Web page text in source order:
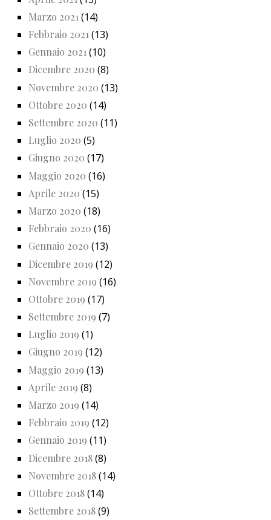
Marzo 2021 (14)
Febbraio 2021 (13)
Gennaio 2021(10)
Dicembre 2020 (8)
Novembre 2020 (13)
Ottobre 2020 (14)
Settembre 2020 (11)
Luglio 2020 (5)
Giugno 2020 (17)
Maggio 2020 (16)
Aprile 2020 (15)
Marzo 2020 (18)
Febbraio 2020 (16)
Gennaio 2020 (13)
Dicembre 2019 (12)
Novembre 2019 (16)
Ottobre 2019 (17)
Settembre 2019 (7)
Luglio 2019 (1)
Giugno 2019 (12)
Maggio 2019 (13)
Aprile 2019 (8)
Marzo 2019 (14)
Febbraio 2019 (12)
Gennaio 2019 (11)
Dicembre 2018(8)
Novembre 2018(14)
Ottobre 2018(14)
Settembre 2018(9)